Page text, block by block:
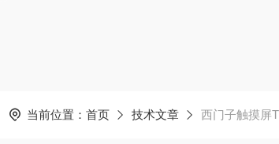
当前位置： 首页 技术文章 西门子触摸屏